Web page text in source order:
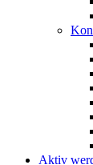
Aktiv